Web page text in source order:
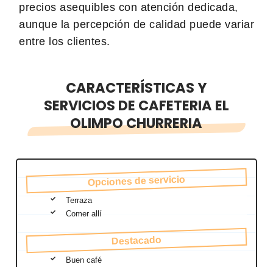
precios asequibles con atención dedicada,
aunque la percepción de calidad puede variar
entre los clientes.
CARACTERÍSTICAS Y
SERVICIOS DE CAFETERIA EL
OLIMPO CHURRERIA
Opciones de servicio
Terraza
Comer allí
Destacado
Buen café